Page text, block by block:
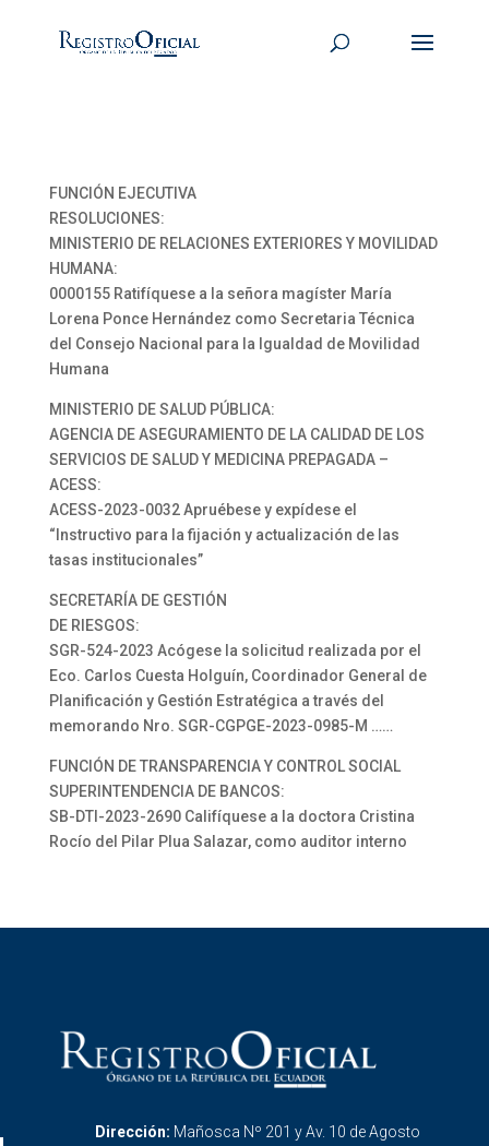
FUNCIÓN EJECUTIVA
RESOLUCIONES:
MINISTERIO DE RELACIONES EXTERIORES Y MOVILIDAD
HUMANA:
0000155 Ratifíquese a la señora magíster María
Lorena Ponce Hernández como Secretaria Técnica
del Consejo Nacional para la Igualdad de Movilidad
Humana
MINISTERIO DE SALUD PÚBLICA:
AGENCIA DE ASEGURAMIENTO DE LA CALIDAD DE LOS
SERVICIOS DE SALUD Y MEDICINA PREPAGADA –
ACESS:
ACESS-2023-0032 Apruébese y expídese el
“Instructivo para la fijación y actualización de las
tasas institucionales”
SECRETARÍA DE GESTIÓN
DE RIESGOS:
SGR-524-2023 Acógese la solicitud realizada por el
Eco. Carlos Cuesta Holguín, Coordinador General de
Planificación y Gestión Estratégica a través del
memorando Nro. SGR-CGPGE-2023-0985-M ……
FUNCIÓN DE TRANSPARENCIA Y CONTROL SOCIAL
SUPERINTENDENCIA DE BANCOS:
SB-DTl-2023-2690 Califíquese a la doctora Cristina
Rocío del Pilar Plua Salazar, como auditor interno
Dirección: Mañosca Nº 201 y Av. 10 de Agosto